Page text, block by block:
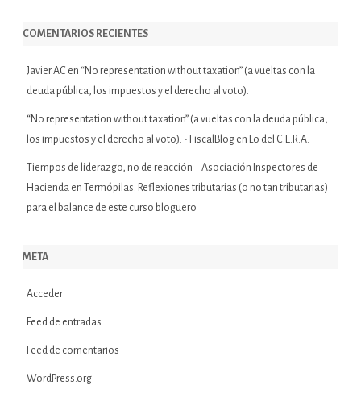
COMENTARIOS RECIENTES
Javier AC en “No representation without taxation” (a vueltas con la
deuda pública, los impuestos y el derecho al voto).
“No representation without taxation” (a vueltas con la deuda pública,
los impuestos y el derecho al voto). - FiscalBlog en Lo del C.E.R.A.
Tiempos de liderazgo, no de reacción – Asociación Inspectores de
Hacienda en
Termópilas. Reflexiones tributarias (o no tan tributarias)
para el balance de este curso bloguero
META
Acceder
Feed de entradas
Feed de comentarios
WordPress.org